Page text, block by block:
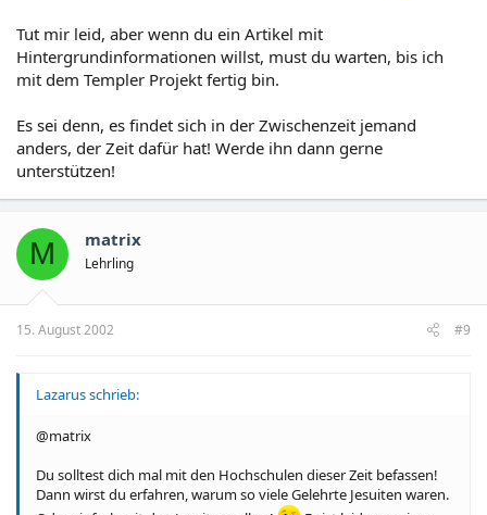
Tut mir leid, aber wenn du ein Artikel mit
Hintergrundinformationen willst, must du warten, bis ich
mit dem Templer Projekt fertig bin.
Es sei denn, es findet sich in der Zwischenzeit jemand
anders, der Zeit dafür hat! Werde ihn dann gerne
unterstützen!
M matrix
Lehrling
15. August 2002 #9
Lazarus schrieb:
@matrix
Du solltest dich mal mit den Hochschulen dieser Zeit befassen!
Dann wirst du erfahren, warum so viele Gelehrte Jesuiten waren.